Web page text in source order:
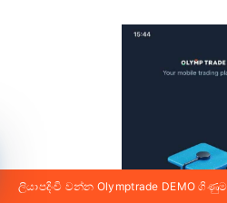
ලියාපදිංචි වන්න Olymptrade DEMO